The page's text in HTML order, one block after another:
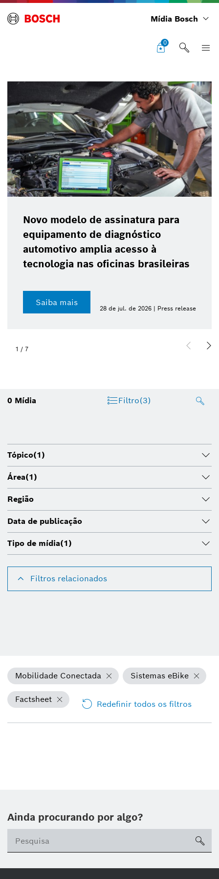
Mídia Bosch
0
Novo modelo de assinatura para
equipamento de diagnóstico
automotivo amplia acesso à
tecnologia nas oficinas brasileiras
Saiba mais
28 de jul. de 2026 | Press release
1 / 7
0 Mídia Filtro(3)
Tópico(1)
Área(1)
Região
Data de publicação
Tipo de mídia(1)
Filtros relacionados
Mobilidade Conectada Sistemas eBike
Factsheet Redefinir todos os filtros
Ainda procurando por algo?